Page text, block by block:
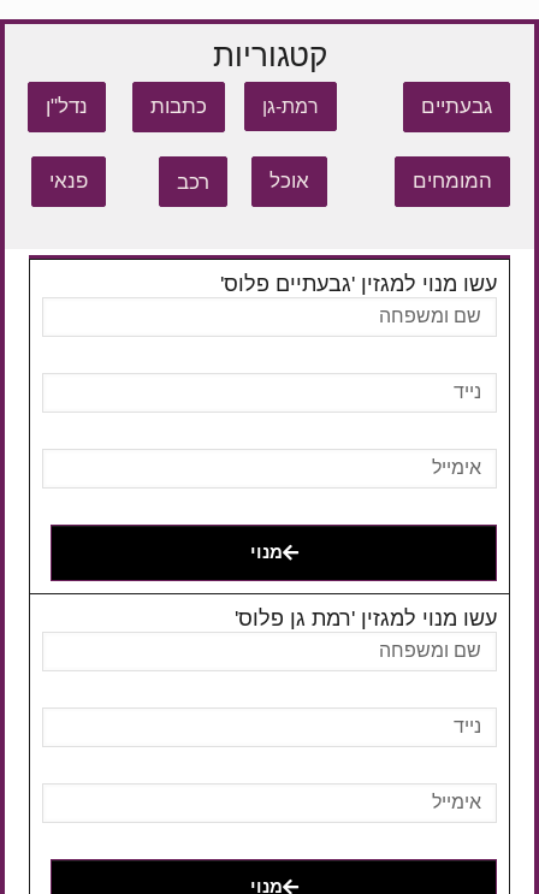
קטגוריות
גבעתיים רמת-גן כתבות נדל"ן
המומחים אוכל רכב פנאי
עשו מנוי למגזין 'גבעתיים פלוס'
מנוי
עשו מנוי למגזין 'רמת גן פלוס'
מנוי